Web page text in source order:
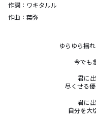
作詞： ワキタルル
作曲： 葉弥
ゆらゆら揺
今でも
君に
尽くせる
君に
自分を大